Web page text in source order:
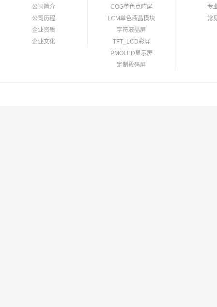
公司简介
公司历程
企业资质
企业文化
COG单色点阵屏
LCM单色液晶模块
字符液晶屏
TFT_LCD彩屏
PMOLED显示屏
定制段码屏
专
常